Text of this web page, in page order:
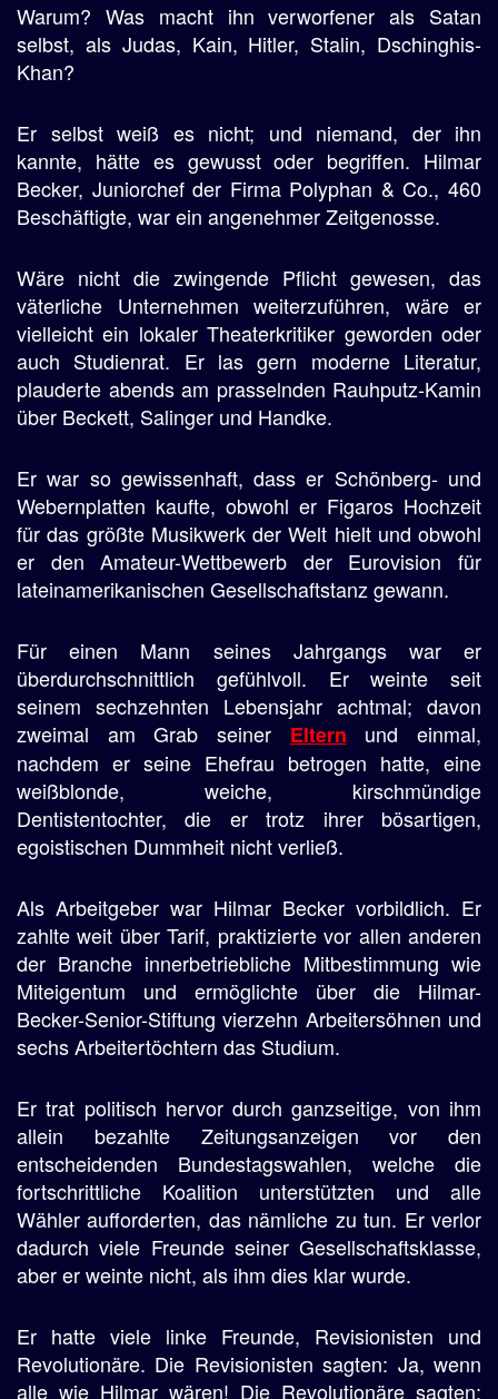
Warum? Was macht ihn verworfener als Satan
selbst, als Judas, Kain, Hitler, Stalin, Dschinghis-
Khan?
Er selbst weiß es nicht; und niemand, der ihn
kannte, hätte es gewusst oder begriffen. Hilmar
Becker, Juniorchef der Firma Polyphan & Co., 460
Beschäftigte, war ein angenehmer Zeitgenosse.
Wäre nicht die zwingende Pflicht gewesen, das
väterliche Unternehmen weiterzuführen, wäre er
vielleicht ein lokaler Theaterkritiker geworden oder
auch Studienrat. Er las gern moderne Literatur,
plauderte abends am prasselnden Rauhputz-Kamin
über Beckett, Salinger und Handke.
Er war so gewissenhaft, dass er Schönberg- und
Webernplatten kaufte, obwohl er Figaros Hochzeit
für das größte Musikwerk der Welt hielt und obwohl
er den Amateur-Wettbewerb der Eurovision für
lateinamerikanischen Gesellschaftstanz gewann.
Für einen Mann seines Jahrgangs war er
überdurchschnittlich gefühlvoll. Er weinte seit
seinem sechzehnten Lebensjahr achtmal; davon
zweimal am Grab seiner Eltern und einmal,
nachdem er seine Ehefrau betrogen hatte, eine
weißblonde, weiche, kirschmündige
Dentistentochter, die er trotz ihrer bösartigen,
egoistischen Dummheit nicht verließ.
Als Arbeitgeber war Hilmar Becker vorbildlich. Er
zahlte weit über Tarif, praktizierte vor allen anderen
der Branche innerbetriebliche Mitbestimmung wie
Miteigentum und ermöglichte über die Hilmar-
Becker-Senior-Stiftung vierzehn Arbeitersöhnen und
sechs Arbeitertöchtern das Studium.
Er trat politisch hervor durch ganzseitige, von ihm
allein bezahlte Zeitungsanzeigen vor den
entscheidenden Bundestagswahlen, welche die
fortschrittliche Koalition unterstützten und alle
Wähler aufforderten, das nämliche zu tun. Er verlor
dadurch viele Freunde seiner Gesellschaftsklasse,
aber er weinte nicht, als ihm dies klar wurde.
Er hatte viele linke Freunde, Revisionisten und
Revolutionäre. Die Revisionisten sagten: Ja, wenn
alle wie Hilmar wären! Die Revolutionäre sagten: